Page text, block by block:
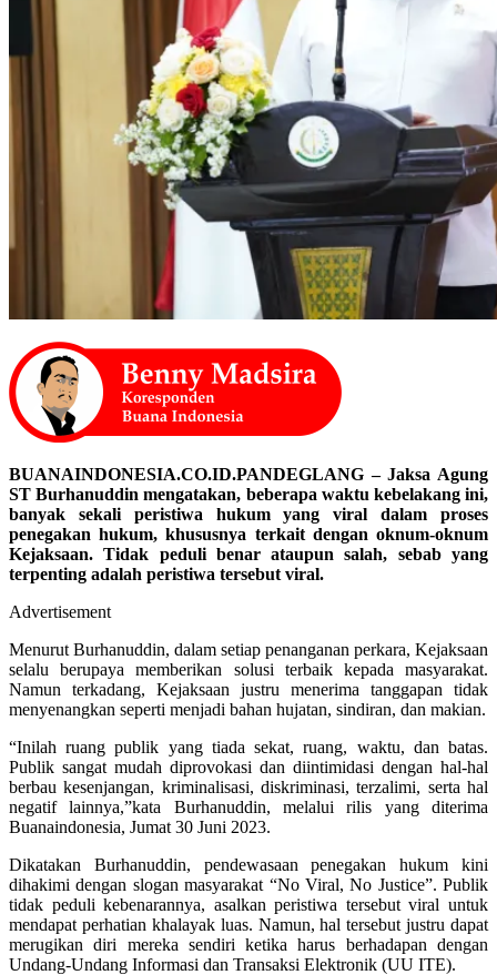
BUANAINDONESIA.CO.ID.PANDEGLANG – Jaksa Agung
ST Burhanuddin mengatakan, beberapa waktu kebelakang ini,
banyak sekali peristiwa hukum yang viral dalam proses
penegakan hukum, khususnya terkait dengan oknum-oknum
Kejaksaan. Tidak peduli benar ataupun salah, sebab yang
terpenting adalah peristiwa tersebut viral.
Advertisement
Menurut Burhanuddin, dalam setiap penanganan perkara, Kejaksaan
selalu berupaya memberikan solusi terbaik kepada masyarakat.
Namun terkadang, Kejaksaan justru menerima tanggapan tidak
menyenangkan seperti menjadi bahan hujatan, sindiran, dan makian.
“Inilah ruang publik yang tiada sekat, ruang, waktu, dan batas.
Publik sangat mudah diprovokasi dan diintimidasi dengan hal-hal
berbau kesenjangan, kriminalisasi, diskriminasi, terzalimi, serta hal
negatif lainnya,”kata Burhanuddin, melalui rilis yang diterima
Buanaindonesia, Jumat 30 Juni 2023.
Dikatakan Burhanuddin, pendewasaan penegakan hukum kini
dihakimi dengan slogan masyarakat “No Viral, No Justice”. Publik
tidak peduli kebenarannya, asalkan peristiwa tersebut viral untuk
mendapat perhatian khalayak luas. Namun, hal tersebut justru dapat
merugikan diri mereka sendiri ketika harus berhadapan dengan
Undang-Undang Informasi dan Transaksi Elektronik (UU ITE).